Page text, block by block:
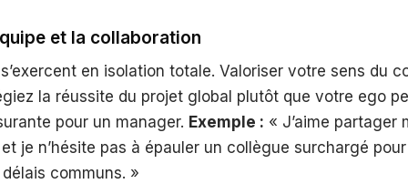
et la collaboration
en isolation totale. Valoriser votre sens du
la réussite du projet global plutôt que votre ego
pour un manager. Exemple : « J’aime partager
je n’hésite pas à épauler un collègue surchargé
communs. »